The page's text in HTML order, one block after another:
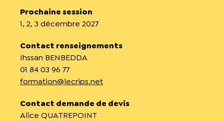
Prochaine session
1, 2, 3 décembre 2027
Contact renseignements
Ihssan BENBEDDA
01 84 03 96 77
formation@lecrips.net
Contact demande de devis
Alice QUATREPOINT